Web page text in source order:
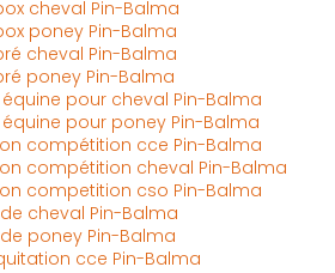
cheval Pin-Balma
poney Pin-Balma
cheval Pin-Balma
poney Pin-Balma
pour cheval Pin-Balma
pour poney Pin-Balma
compétition cce Pin-Balma
compétition cheval Pin-Balma
competition cso Pin-Balma
cheval Pin-Balma
poney Pin-Balma
cce Pin-Balma